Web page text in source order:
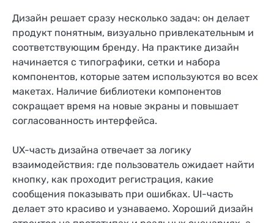
Дизайн решает сразу несколько задач: он делает
продукт понятным, визуально привлекательным и
соответствующим бренду. На практике дизайн
начинается с типографики, сетки и набора
компонентов, которые затем используются во всех
макетах. Наличие библиотеки компонентов
сокращает время на новые экраны и повышает
согласованность интерфейса.
UX-часть дизайна отвечает за логику
взаимодействия: где пользователь ожидает найти
кнопку, как проходит регистрация, какие
сообщения показывать при ошибках. UI-часть
делает это красиво и узнаваемо. Хороший дизайн